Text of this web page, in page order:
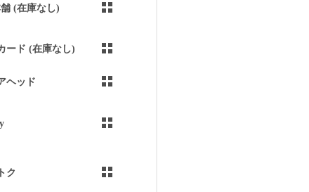
舗 (在庫なし)
ード (在庫なし)
ヘッド
ク